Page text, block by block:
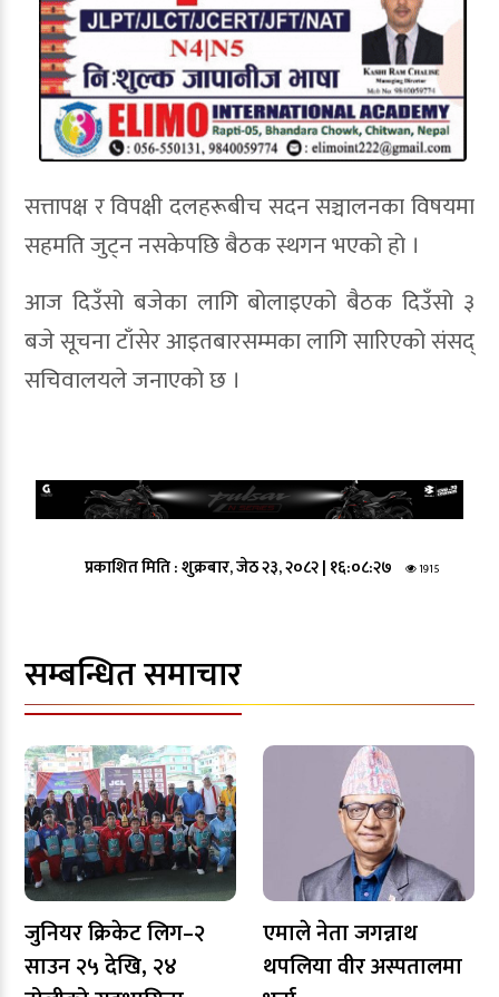
सत्तापक्ष र विपक्षी दलहरूबीच सदन सञ्चालनका विषयमा
सहमति जुट्न नसकेपछि बैठक स्थगन भएको हो ।
आज दिउँसो बजेका लागि बोलाइएको बैठक दिउँसो ३
बजे सूचना टाँसेर आइतबारसम्मका लागि सारिएको संसद्
सचिवालयले जनाएको छ ।
प्रकाशित मिति :शुक्रबार, जेठ २३, २०८२| १६:०८:२७ 1915
सम्बन्धित समाचार
जुनियर क्रिकेट लिग–२
साउन २५ देखि, २४
एमाले नेता जगन्नाथ
थपलिया वीर अस्पतालमा